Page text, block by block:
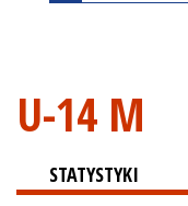
U-14 M
STATYSTYKI